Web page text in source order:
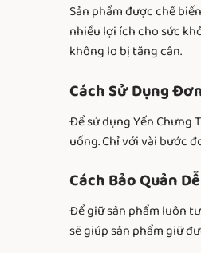
Sản phẩm được chế
nhiều lợi ích cho sức
không lo bị tăng cân.
Cách Sử Dụng
Để sử dụng Yến Chưng
uống. Chỉ với vài bước
Cách Bảo Quản
Để giữ sản phẩm luôn
sẽ giúp sản phẩm giữ